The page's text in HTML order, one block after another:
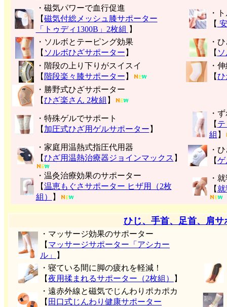
・磁気パワーで血行促進
【磁気付総メッシュ膝サポーター
「トゥディ1300B」2枚組 】
・
【
・ソルボとテーピング効果
【 ソルボひざサポーター 】
・
【
・階段の上り下りがスイスイ
【 階段楽々膝サポーター 】
・
【ひ
・勝野式ひざサポーター
【ひざ楽さん 2枚組 】
・特殊ゲルでサポート
【 加圧式ひざ用ゲルサポーター 】
・
【
組 】
・家庭用温熱式指圧代用器
【ひざ用温熱治療器ジョインマックス 】
・
【ゲ
・温灸治療効果のサポーター
【温恵もぐさサポーター ヒザ用（2枚
組）
】
・
【
ひじ、手首、足首、肩サ
・マッサージ効果のサポーター
【 マッサージサポーター「アシカー
ル」
】
・寝ている間に脚の疲れを軽減！
【夜用揉まれるサポーター（2枚組） 】
・遠赤外線と磁気でじんわりポカポカ
【 田口式じんわり健康サポーター